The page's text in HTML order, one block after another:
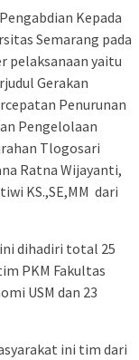
Kepada
Semarang pada
pelaksanaan yaitu
Gerakan
Penurunan
Pengelolaan
Tlogosari
Ratna Wijayanti,
KS.,SE,MM dari
dihadiri total 25
PKM Fakultas
USM dan 23
ini tim dari